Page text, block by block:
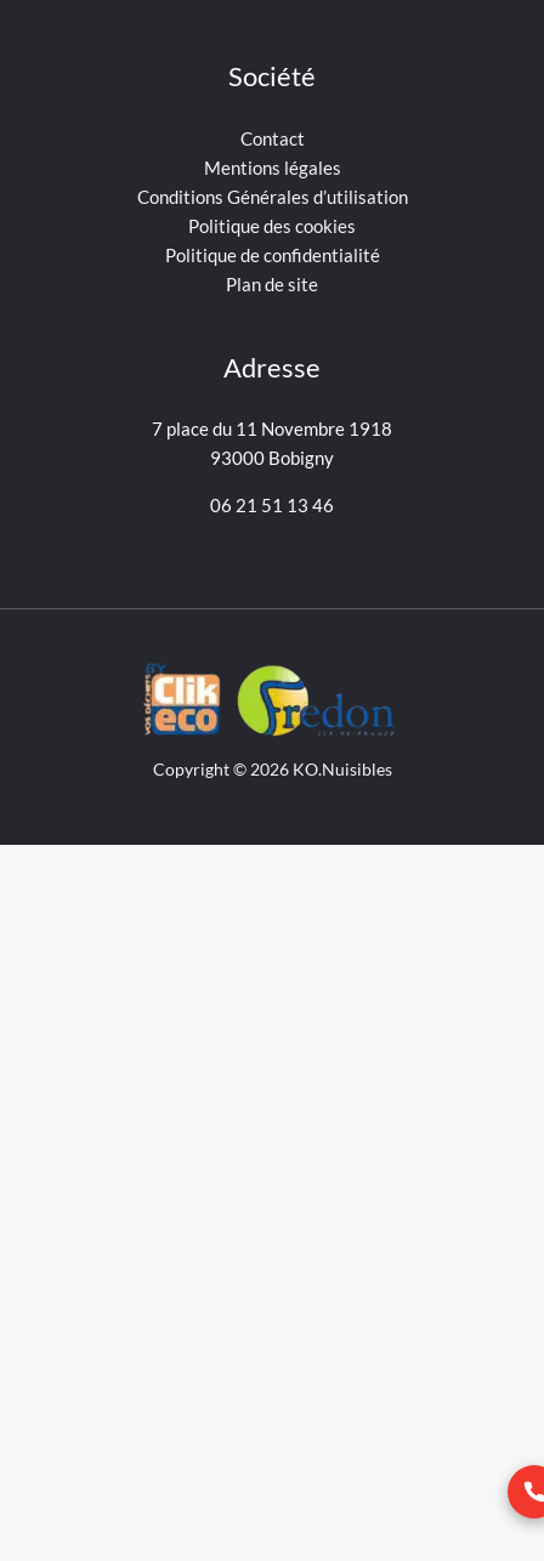
Société
Contact
Mentions légales
Conditions Générales d’utilisation
Politique des cookies
Politique de confidentialité
Plan de site
Adresse
7 place du 11 Novembre 1918
93000 Bobigny
06 21 51 13 46
Copyright © 2026 KO.Nuisibles